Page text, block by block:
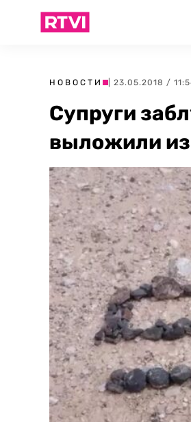
НОВОСТИ | 23.05.2018 /
Супруги
выложили из